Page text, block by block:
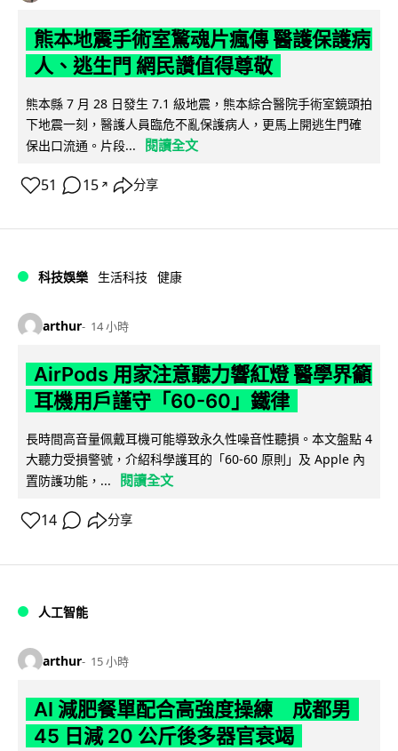
熊本地震手術室驚魂片瘋傳 醫護保護病
人、逃生門 網民讚值得尊敬
熊本縣 7 月 28 日發生 7.1 級地震，熊本綜合醫院手術室鏡頭拍
下地震一刻，醫護人員臨危不亂保護病人，更馬上開逃生門確
保出口流通。片段...
閱讀全文
51 15 ↗ 分享
科技娛樂 生活科技 健康
arthur 14 小時
AirPods 用家注意聽力響紅燈 醫學界籲
耳機用戶謹守「60-60」鐵律
長時間高音量佩戴耳機可能導致永久性噪音性聽損。本文盤點 4
大聽力受損警號，介紹科學護耳的「60-60 原則」及 Apple 內
置防護功能，...
閱讀全文
14 分享
人工智能
arthur 15 小時
AI 減肥餐單配合高強度操練 成都男
45 日減 20 公斤後多器官衰竭